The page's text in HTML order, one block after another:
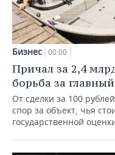
Бизнес 00:00
Причал за 2,4
борьба за
От сделки за 100
спор за объект, чья
государственной